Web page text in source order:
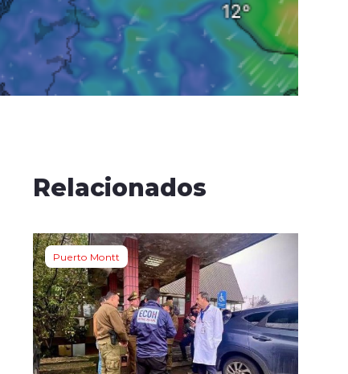
Relacionados
Puerto Montt